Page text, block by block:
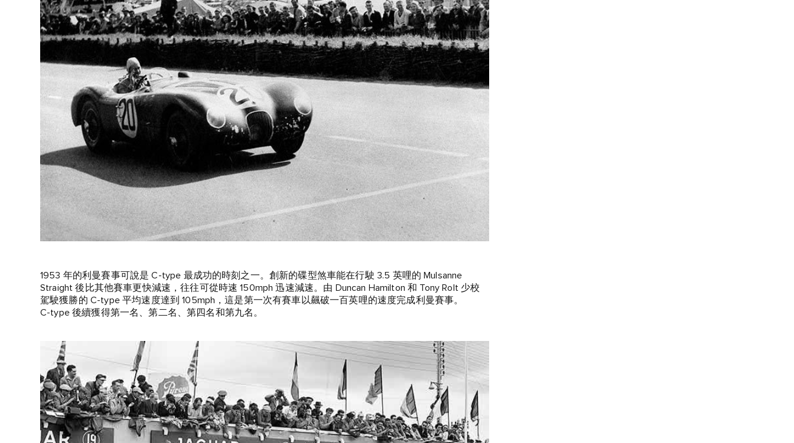
1953 年的利曼賽事可說是 C‑type 最成功的時刻之一。創新的碟型煞車能在行駛 3.5 英哩的 Mulsanne
Straight 後比其他賽車更快減速，往往可從時速 150mph 迅速減速。由 Duncan Hamilton 和 Tony Rolt 少校
駕駛獲勝的 C‑type 平均速度達到 105mph，這是第一次有賽車以飆破一百英哩的速度完成利曼賽事。
C‑type 後續獲得第一名、第二名、第四名和第九名。